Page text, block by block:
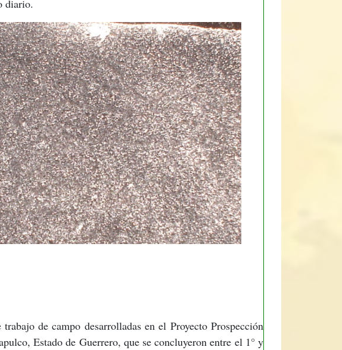
diario.
de campo desarrolladas en el Proyecto Prospección
Estado de Guerrero, que se concluyeron entre el 1° y